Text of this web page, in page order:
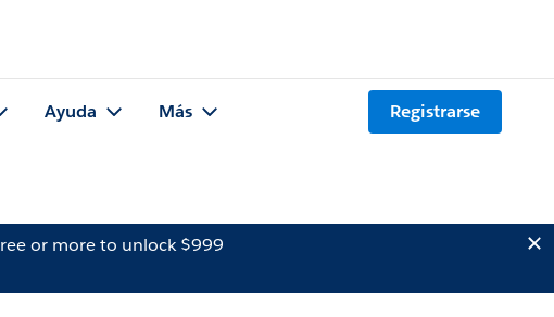
Ayuda Más Registrarse
or more to unlock $999